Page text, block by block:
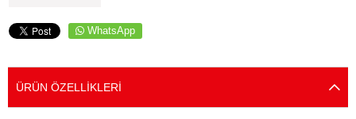
WhatsApp
ÜRÜN ÖZELLIKLERI